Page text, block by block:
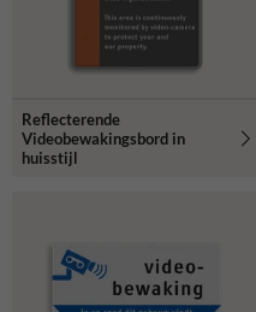
Reflecterende
Videobewakingsbord in
huisstijl